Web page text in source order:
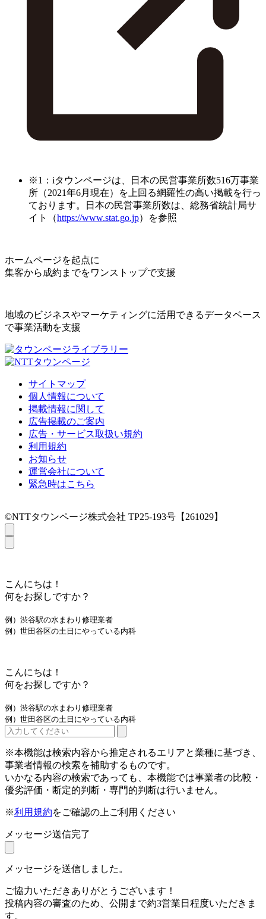
※1：iタウンページは、日本の民営事業所数516万事業
所（2021年6月現在）を上回る網羅性の高い掲載を行っ
ております。日本の民営事業所数は、総務省統計局サ
イト（https://www.stat.go.jp）を参照
ホームページを起点に
集客から成約までをワンストップで支援
地域のビジネスやマーケティングに活用できるデータベース
で事業活動を支援
サイトマップ
個人情報について
掲載情報に関して
広告掲載のご案内
広告・サービス取扱い規約
利用規約
お知らせ
運営会社について
緊急時はこちら
©NTTタウンページ株式会社 TP25-193号【261029】
こんにちは！
何をお探しですか？
例）渋谷駅の水まわり修理業者
例）世田谷区の土日にやっている内科
こんにちは！
何をお探しですか？
例）渋谷駅の水まわり修理業者
例）世田谷区の土日にやっている内科
※本機能は検索内容から推定されるエリアと業種に基づき、
事業者情報の検索を補助するものです。
いかなる内容の検索であっても、本機能では事業者の比較・
優劣評価・断定的判断・専門的判断は行いません。
※利用規約をご確認の上ご利用ください
メッセージ送信完了
メッセージを送信しました。
ご協力いただきありがとうございます！
投稿内容の審査のため、公開まで約3営業日程度いただきま
す。